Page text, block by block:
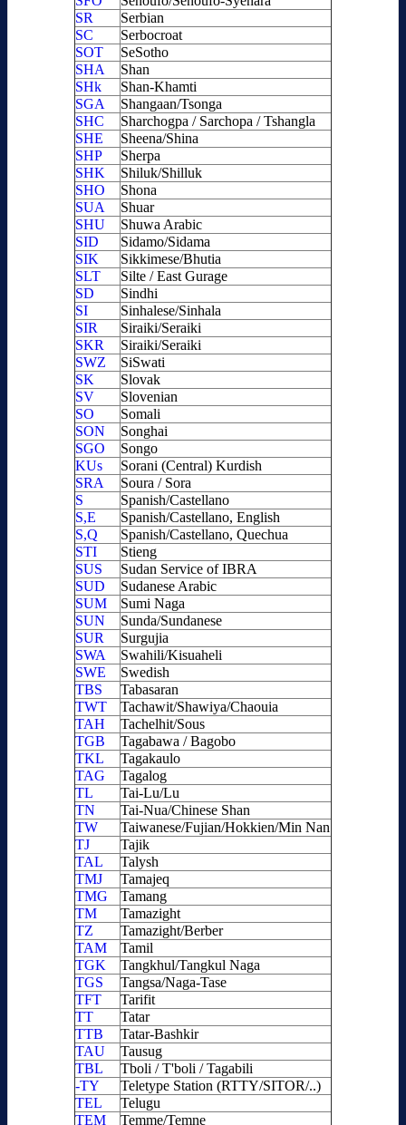
SR
Serbian
SC
Serbocroat
SOT
SeSotho
SHA
Shan
SHk
Shan-Khamti
SGA
Shangaan/Tsonga
SHC
Sharchogpa / Sarchopa / Tshangla
SHE
Sheena/Shina
SHP
Sherpa
SHK
Shiluk/Shilluk
SHO
Shona
SUA
Shuar
SHU
Shuwa Arabic
SID
Sidamo/Sidama
SIK
Sikkimese/Bhutia
SLT
Silte / East Gurage
SD
Sindhi
SI
Sinhalese/Sinhala
SIR
Siraiki/Seraiki
SKR
Siraiki/Seraiki
SWZ
SiSwati
SK
Slovak
SV
Slovenian
SO
Somali
SON
Songhai
SGO
Songo
KUs
Sorani (Central) Kurdish
SRA
Soura / Sora
S
Spanish/Castellano
S,E
Spanish/Castellano, English
S,Q
Spanish/Castellano, Quechua
STI
Stieng
SUS
Sudan Service of IBRA
SUD
Sudanese Arabic
SUM
Sumi Naga
SUN
Sunda/Sundanese
SUR
Surgujia
SWA
Swahili/Kisuaheli
SWE
Swedish
TBS
Tabasaran
TWT
Tachawit/Shawiya/Chaouia
TAH
Tachelhit/Sous
TGB
Tagabawa / Bagobo
TKL
Tagakaulo
TAG
Tagalog
TL
Tai-Lu/Lu
TN
Tai-Nua/Chinese Shan
TW
Taiwanese/Fujian/Hokkien/Min Nan
TJ
Tajik
TAL
Talysh
TMJ
Tamajeq
TMG
Tamang
TM
Tamazight
TZ
Tamazight/Berber
TAM
Tamil
TGK
Tangkhul/Tangkul Naga
TGS
Tangsa/Naga-Tase
TFT
Tarifit
TT
Tatar
TTB
Tatar-Bashkir
TAU
Tausug
TBL
Tboli / T'boli / Tagabili
-TY
Teletype Station (RTTY/SITOR/..)
TEL
Telugu
TEM
Temme/Temne